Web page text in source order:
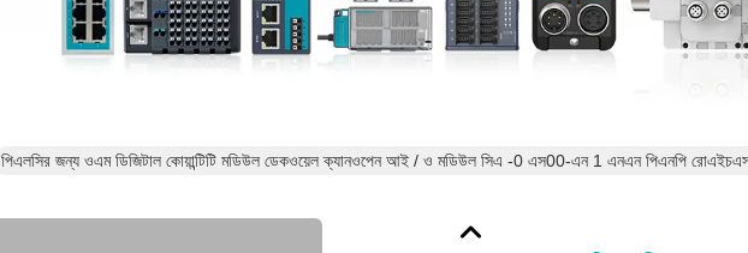
পিএলসির জন্য ওএম ডিজিটাল কোয়ান্টিটি মডিউল ডেকওয়েল ক্যানওপেন আই / ও মডিউল সিএ -0 এস00-এন 1 এনএন পিএনপি